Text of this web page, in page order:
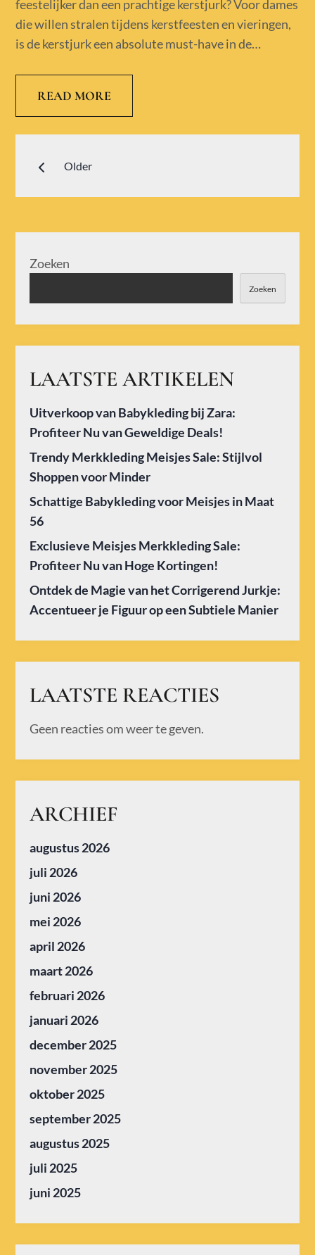
feestelijker dan een prachtige kerstjurk? Voor dames
die willen stralen tijdens kerstfeesten en vieringen,
is de kerstjurk een absolute must-have in de…
READ MORE
Older
Zoeken
Zoeken
LAATSTE ARTIKELEN
Uitverkoop van Babykleding bij Zara:
Profiteer Nu van Geweldige Deals!
Trendy Merkkleding Meisjes Sale: Stijlvol
Shoppen voor Minder
Schattige Babykleding voor Meisjes in Maat
56
Exclusieve Meisjes Merkkleding Sale:
Profiteer Nu van Hoge Kortingen!
Ontdek de Magie van het Corrigerend Jurkje:
Accentueer je Figuur op een Subtiele Manier
LAATSTE REACTIES
Geen reacties om weer te geven.
ARCHIEF
augustus 2026
juli 2026
juni 2026
mei 2026
april 2026
maart 2026
februari 2026
januari 2026
december 2025
november 2025
oktober 2025
september 2025
augustus 2025
juli 2025
juni 2025